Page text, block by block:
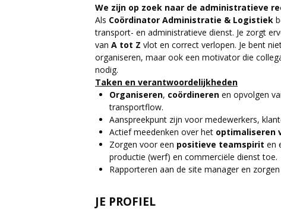
We zijn op zoek naar de administratieve
Als Coördinator Administratie & Logistiek
transport- en administratieve dienst. Je zorgt
van A tot Z vlot en correct verlopen. Je bent
organiseren, maar ook een motivator die
nodig.
Taken en verantwoordelijkheden
Organiseren, coördineren en opvolgen
transportflow.
Aanspreekpunt zijn voor medewerkers,
Actief meedenken over het optimaliseren
Zorgen voor een positieve teamspirit en
productie (werf) en commerciële dienst toe.
Rapporteren aan de site manager en
JE PROFIEL